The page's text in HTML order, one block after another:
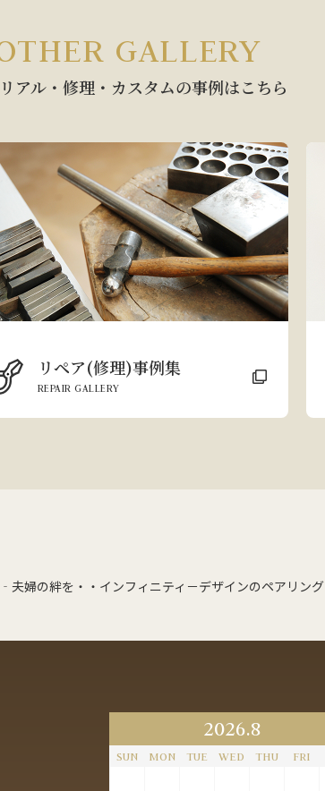
GALLERY
アル・修理・カスタムの事例はこちら
リペア(修理)事例集
REPAIR GALLERY
夫婦の絆を・・インフィニティ－デザインのペアリング
2026.8
SUN MON TUE WED THU FRI